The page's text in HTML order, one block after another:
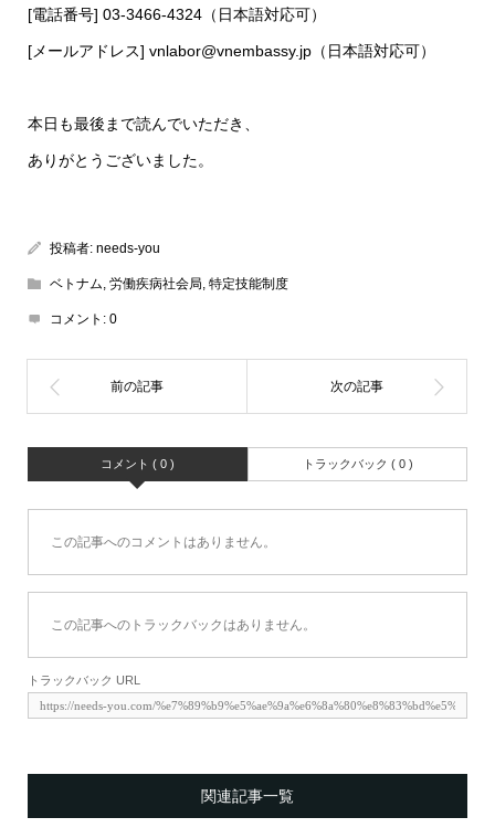
[電話番号] 03-3466-4324（日本語対応可）
[メールアドレス] vnlabor@vnembassy.jp（日本語対応可）
本日も最後まで読んでいただき、
ありがとうございました。
投稿者: needs-you
ベトナム, 労働疾病社会局, 特定技能制度
コメント: 0
コメント ( 0 ) トラックバック ( 0 )
この記事へのコメントはありません。
この記事へのトラックバックはありません。
トラックバック URL
関連記事一覧